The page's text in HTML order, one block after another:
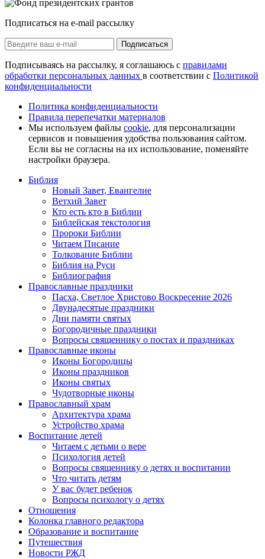
Подписаться на e-mail рассылку
Подписаться
Подписываясь на рассылку, я соглашаюсь с правилами
обработки персональных данных в соответствии с Политикой
конфиденциальности
Политика конфиденциальности
Правила перепечатки материалов
Мы используем файлы cookie, для персонализации
сервисов и повышения удобства пользования сайтом.
Если вы не согласны на их использование, поменяйте
настройки браузера.
Библия
Новый Завет, Евангелие
Ветхий Завет
Кто есть кто в Библии
Библейская текстология
Пророки Библии
Читаем Писание
Толкование Библии
Библия на Руси
Библиография
Православные праздники
Пасха, Светлое Христово Воскресение 2026
Двунадесятые праздники
Дни памяти святых
Богородичные праздники
Вопросы священнику о постах и праздниках
Православные иконы
Иконы Богородицы
Иконы праздников
Иконы святых
Чудотворные иконы
Православный храм
Архитектура храма
Устройство храма
Воспитание детей
Читаем с детьми о вере
Психология детей
Вопросы священнику о детях и воспитании
Что читать детям
У вас будет ребенок
Вопросы психологу о детях
Отношения
Колонка главного редактора
Образование и воспитание
Путешествия
Новости РЖД